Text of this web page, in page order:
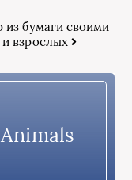
из бумаги своими
взрослых